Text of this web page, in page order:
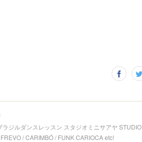
ラジルダンスレッスン スタジオミニサアヤ
/ CARIMBÓ / FUNK CARIOCA etc!